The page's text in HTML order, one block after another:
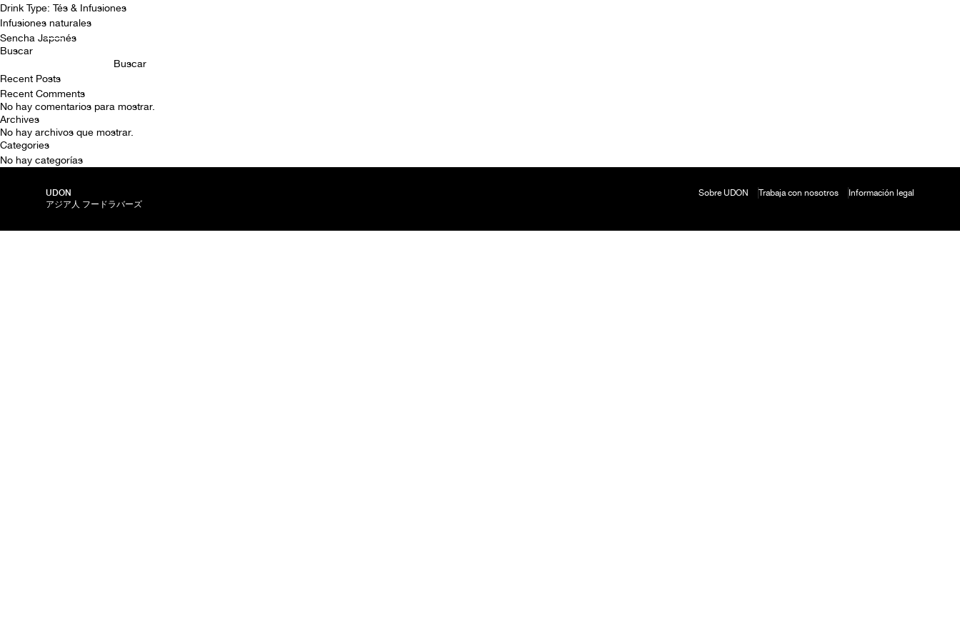
Drink Type: Tés & Infusiones
Infusiones naturales
Sencha Japonés
Buscar
Buscar
Recent Posts
Recent Comments
No hay comentarios para mostrar.
Archives
No hay archivos que mostrar.
Categories
No hay categorías
UDON
アジア人 フードラバーズ
Sobre UDON Trabaja con nosotros Información legal